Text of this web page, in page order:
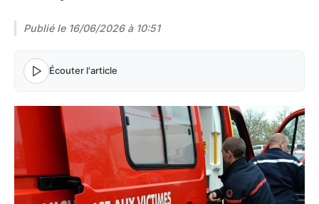
Publié le 16/06/2026 à 10:51
Écouter l'article